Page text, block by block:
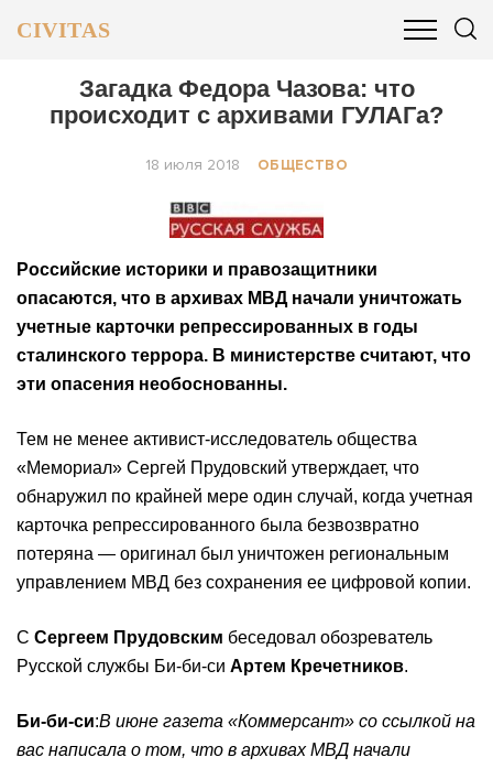
CIVITAS
ОБЩЕСТВО БИЗНЕС И ФИНАНСЫ
Загадка Федора Чазова: что
происходит с архивами ГУЛАГа?
18 июля 2018 ОБЩЕСТВО
Российские историки и правозащитники
опасаются, что в архивах МВД начали уничтожать
учетные карточки репрессированных в годы
сталинского террора. В министерстве считают, что
эти опасения необоснованны.
Тем не менее активист-исследователь общества
«Мемориал» Сергей Прудовский утверждает, что
обнаружил по крайней мере один случай, когда учетная
карточка репрессированного была безвозвратно
потеряна — оригинал был уничтожен региональным
управлением МВД без сохранения ее цифровой копии.
С Сергеем Прудовским беседовал обозреватель
Русской службы Би-би-си Артем Кречетников.
Би-би-си:В июне газета «Коммерсант» со ссылкой на
вас написала о том, что в архивах МВД начали